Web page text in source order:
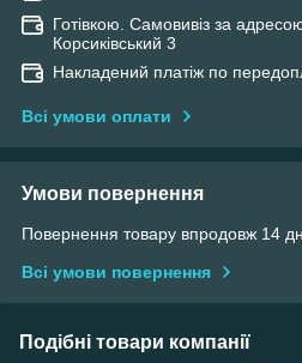
Готівкою. Самовивіз за
Корсиківський 3
Накладений платіж по
Всі умови оплати
Умови повернення
Повернення товару впродовж 14
Всі умови повернення
Подібні товари компанії